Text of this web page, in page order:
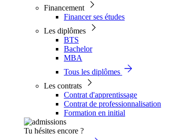
Financement
Financer ses études
Les diplômes
BTS
Bachelor
MBA
Tous les diplômes
Les contrats
Contrat d'apprentissage
Contrat de professionnalisation
Formation en initial
Tu hésites encore ?